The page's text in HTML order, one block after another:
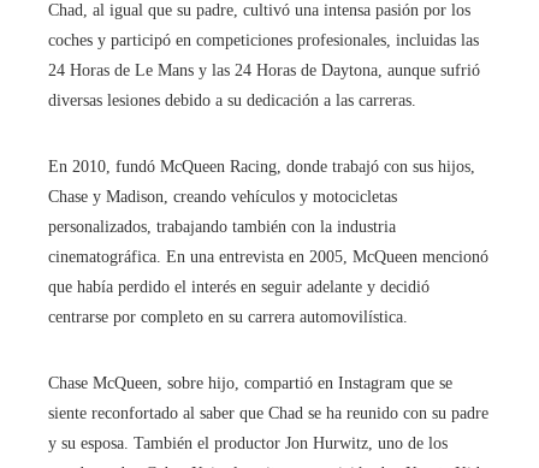
Chad, al igual que su padre, cultivó una intensa pasión por los
coches y participó en competiciones profesionales, incluidas las
24 Horas de Le Mans y las 24 Horas de Daytona, aunque sufrió
diversas lesiones debido a su dedicación a las carreras.
En 2010, fundó McQueen Racing, donde trabajó con sus hijos,
Chase y Madison, creando vehículos y motocicletas
personalizados, trabajando también con la industria
cinematográfica. En una entrevista en 2005, McQueen mencionó
que había perdido el interés en seguir adelante y decidió
centrarse por completo en su carrera automovilística.
Chase McQueen, sobre hijo, compartió en Instagram que se
siente reconfortado al saber que Chad se ha reunido con su padre
y su esposa. También el productor Jon Hurwitz, uno de los